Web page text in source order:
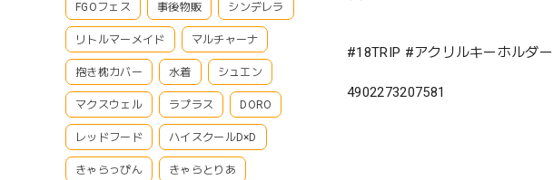
FGOフェス 事後物販 シンデレラ
リトルマーメイド マルチャーナ
抱き枕カバー 水着 シュエン
マクスウェル ラプラス DORO
レッドフード ハイスクールD×D
きゃらっぴん きゃらとりあ
#18TRIP #アクリルキーホルダー
4902273207581